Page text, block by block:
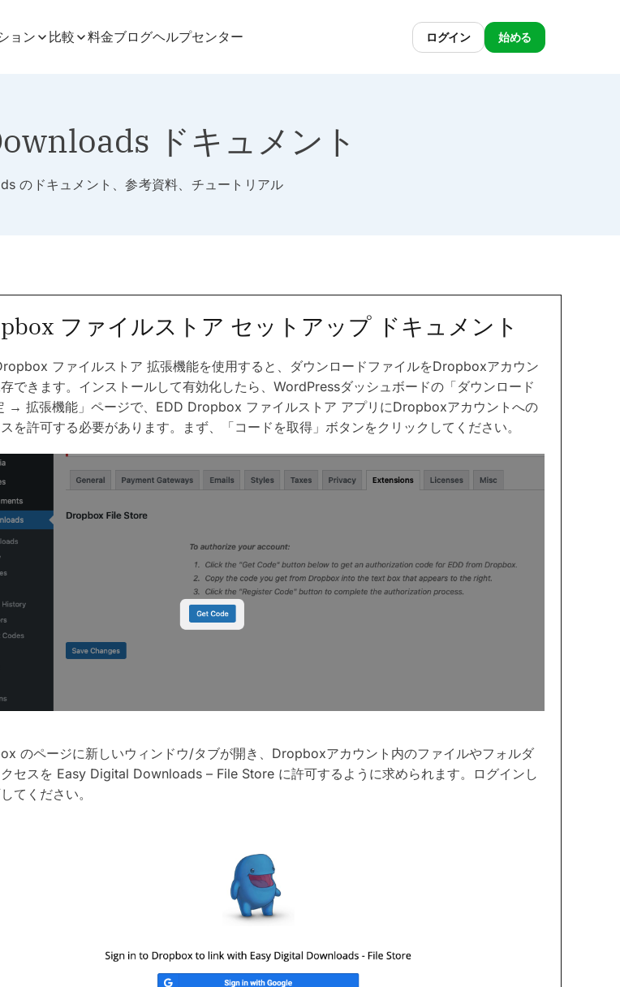
ョン 比較 料金ブログヘルプセンター ログイン 始める
ドキュメント
のドキュメント、参考資料、チュートリアル
ファイルストア セットアップ ドキュメント
ファイルストア 拡張機能を使用すると、ダウンロードファイルをDropboxアカウン
存できます。インストールして有効化したら、WordPressダッシュボードの「ダウンロード
→ 拡張機能」ページで、EDD Dropbox ファイルストア アプリにDropboxアカウントへの
を許可する必要があります。まず、「コードを取得」ボタンをクリックしてください。
のページに新しいウィンドウ/タブが開き、Dropboxアカウント内のファイルやフォルダ
セスを Easy Digital Downloads – File Store に許可するように求められます。ログインし
てください。